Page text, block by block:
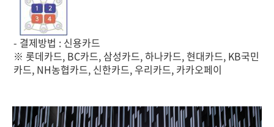
- 결제방법 : 신용카드
※ 롯데카드, BC카드, 삼성카드, 하나카드, 현대카드, KB국민
카드, NH농협카드, 신한카드, 우리카드, 카카오페이